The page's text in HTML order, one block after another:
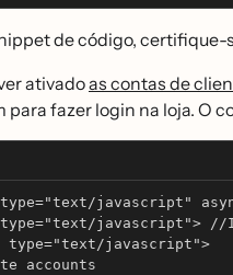
de código, certifique-
ativadoas contas de
para fazer login na loja. O
javascript"
javascript"> //
javascript">
accounts